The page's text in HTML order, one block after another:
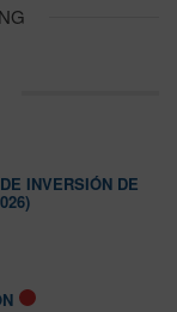
INVERSIÓN DE